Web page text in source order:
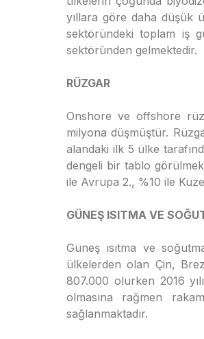
yıllara göre daha düşük
sektöründeki toplam iş
sektöründen gelmektedir.
RÜZGAR
Onshore ve offshore
milyona düşmüştür.
alandaki ilk 5 ülke
dengeli bir tablo
ile Avrupa 2., %10 ile
GÜNEŞ ISITMA VE
Güneş ısıtma ve
ülkelerden olan Çin,
807.000 olurken 2016
olmasına rağmen
sağlanmaktadır.